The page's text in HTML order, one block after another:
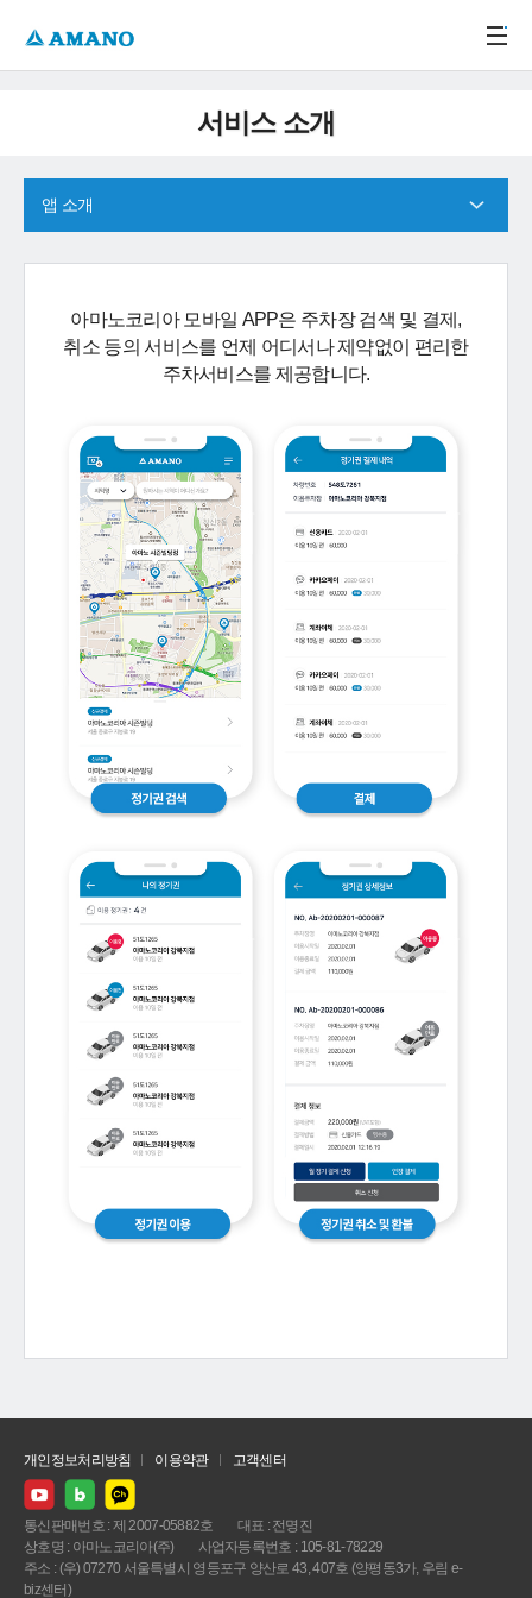
서비스 소개
앱 소개
아마노코리아 모바일 APP은 주차장 검색 및 결제,
취소 등의 서비스를 언제 어디서나 제약없이 편리한
주차서비스를 제공합니다.
개인정보처리방침 이용약관 고객센터
통신판매번호 : 제 2007-05882호
대표 : 전명진
상호명 : 아마노코리아(주)
사업자등록번호 : 105-81-78229
주소 : (우) 07270 서울특별시 영등포구 양산로 43, 407호 (양평동3가, 우림 e-
biz센터)